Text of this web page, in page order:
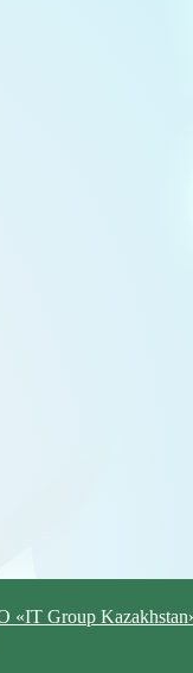
«IT Group